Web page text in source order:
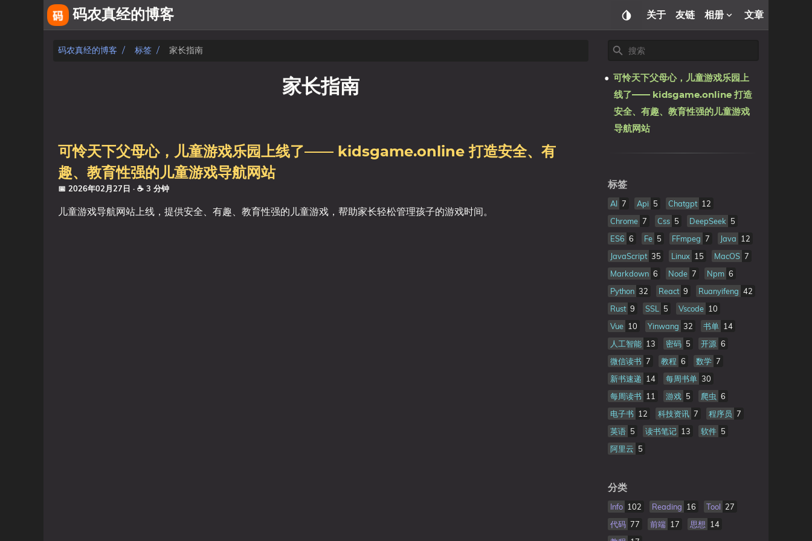
码农真经的博客
关于
文章
标签
分类
关于 友链 相册 文章
码农真经的博客 标签 家长指南
家长指南
可怜天下父母心，儿童游戏乐园上线了—— kidsgame.online 打造安全、有
趣、教育性强的儿童游戏导航网站
📅 2026年02月27日 · ☕ 3 分钟
儿童游戏导航网站上线，提供安全、有趣、教育性强的儿童游戏，帮助家长轻松管理孩子的游戏时间。
可怜天下父母心，儿童游戏乐园上
线了—— kidsgame.online 打造
安全、有趣、教育性强的儿童游戏
导航网站
标签
AI 7 Api 5 Chatgpt 12
Chrome 7 Css 5 DeepSeek 5
ES6 6 Fe 5 FFmpeg 7 Java 12
JavaScript 35 Linux 15 MacOS 7
Markdown 6 Node 7 Npm 6
Python 32 React 9 Ruanyifeng 42
Rust 9 SSL 5 Vscode 10
Vue 10 Yinwang 32 书单 14
人工智能 13 密码 5 开源 6
微信读书 7 教程 6 数学 7
新书速递 14 每周书单 30
每周读书 11 游戏 5 爬虫 6
电子书 12 科技资讯 7 程序员 7
英语 5 读书笔记 13 软件 5
阿里云 5
分类
Info 102 Reading 16 Tool 27
代码 77 前端 17 思想 14